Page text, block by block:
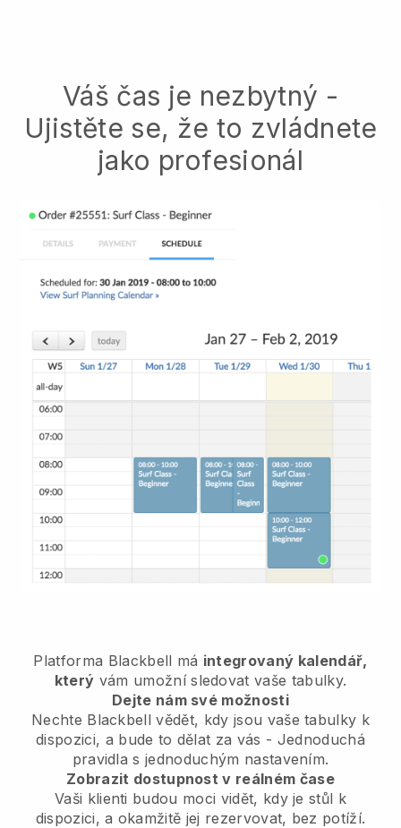
Váš čas je nezbytný -
Ujistěte se, že to zvládnete
jako profesionál
Platforma Blackbell má integrovaný kalendář,
který vám umožní sledovat vaše tabulky.
Dejte nám své možnosti
Nechte Blackbell vědět, kdy jsou vaše tabulky k
dispozici, a bude to dělat za vás - Jednoduchá
pravidla s jednoduchým nastavením.
Zobrazit dostupnost v reálném čase
Vaši klienti budou moci vidět, kdy je stůl k
dispozici, a okamžitě jej rezervovat, bez potíží.